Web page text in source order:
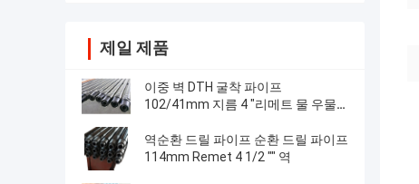
제일 제품
이중 벽 DTH 굴착 파이프
102/41mm 지름 4 "리메트 물 우물
역순환 드릴 파이프 순환 드릴 파이프
114mm Remet 4 1/2 "" 역